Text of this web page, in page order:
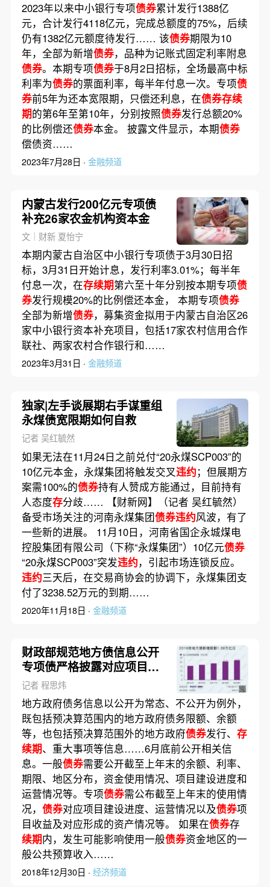
2023年以来中小银行专项债券累计发行1388亿
元，合计发行4118亿元，完成总额度的75%，后续
仍有1382亿元额度待发行…… 该债券期限为10
年，全部为新增债券，品种为记账式固定利率附息
债券。本期专项债券于8月2日招标，全场最高中标
利率为债券的票面利率，每半年付息一次。专项债
券前5年为还本宽限期，只偿还利息，在债券存续
期的第6年至第10年，分别按照债券发行总额20%
的比例偿还债券本金。 披露文件显示，本期债券
偿债资……
2023年7月28日 · 金融频道
内蒙古发行200亿元专项债
补充26家农金机构资本金
文｜财新 夏怡宁
本期内蒙古自治区中小银行专项债于3月30日招
标，3月31日开始计息，发行利率3.01%；每半年
付息一次，在存续期第六至十年分别按本期专项债
券发行规模20%的比例偿还本金， 本期专项债券
全部为新增债券，募集资金拟用于内蒙古自治区26
家中小银行资本补充项目，包括17家农村信用合作
联社、两家农村合作银行和……
2023年3月31日 · 金融频道
独家|左手谈展期右手谋重组
永煤债宽限期如何自救
记者 吴红毓然
如果无法在11月24日之前兑付“20永煤SCP003”的
10亿元本金，永煤集团将触发交叉违约；但展期方
案需100%的债券持有人赞成方能通过，目前持有
人态度存分歧…… 【财新网】（记者 吴红毓然）
备受市场关注的河南永煤集团债券违约风波，有了
一些新的进展。 11月10日，河南省国企永城煤电
控股集团有限公司（下称“永煤集团”）10亿元债券
“20永煤SCP003”突发违约，引起市场连锁反应。
违约三天后，在交易商协会的协调下，永煤集团支
付了3238.52万元的到期……
2020年11月18日 · 金融频道
财政部规范地方债信息公开
专项债严格披露对应项目信
息
记者 程思炜
地方政府债务信息以公开为常态、不公开为例外，
既包括预决算范围内的地方政府债务限额、余额
等，也包括预决算范围外的地方政府债券发行、 存
续期、重大事项等信息……6月底前公开相关信
息。一般债券需要公开截至上年末的余额、利率、
期限、地区分布，资金使用情况、项目建设进度和
运营情况等。专项债券需公布截至上年末的使用情
况， 债券对应项目建设进度、运营情况以及债券项
目收益及对应形成的资产情况等。 如果在债券存
续期内，发生可能影响使用一般债券资金地区的一
般公共预算收入……
2018年12月30日 · 经济频道